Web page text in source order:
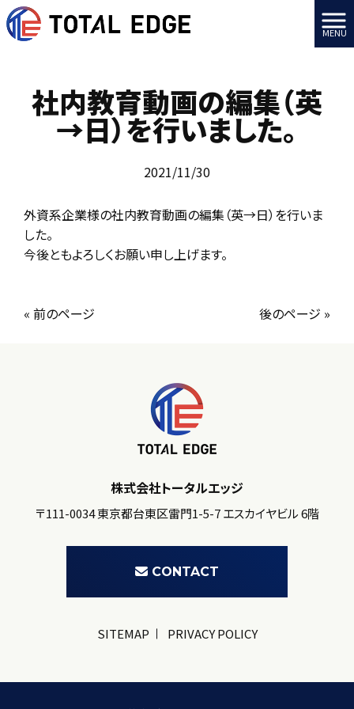
MENU
社内教育動画の編集（英
→日）を行いました。
2021/11/30
外資系企業様の社内教育動画の編集（英→日）を行いま
した。
今後ともよろしくお願い申し上げます。
« 前のページ 後のページ »
株式会社トータルエッジ
〒111-0034 東京都台東区雷門1-5-7 エスカイヤビル 6階
CONTACT
SITEMAP PRIVACY POLICY